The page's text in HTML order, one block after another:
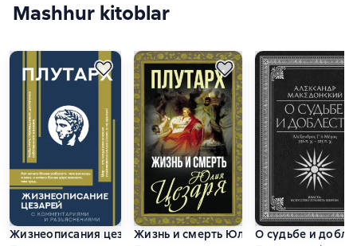
Mashhur kitoblar
Жизнеописания цезарей. С комментариями и
Жизнь и смерть Юлия Цезаря
О судьбе и